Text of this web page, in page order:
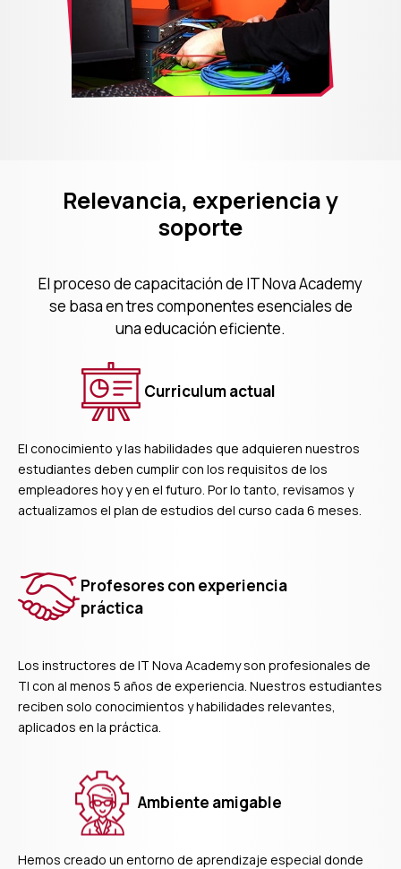
2020
Relevancia, experiencia y
soporte
El proceso de capacitación de IT Nova Academy
se basa en tres componentes esenciales de
una educación eficiente.
Curriculum actual
El conocimiento y las habilidades que adquieren nuestros
estudiantes deben cumplir con los requisitos de los
empleadores hoy y en el futuro. Por lo tanto, revisamos y
actualizamos el plan de estudios del curso cada 6 meses.
Profesores con experiencia
práctica
Los instructores de IT Nova Academy son profesionales de
TI con al menos 5 años de experiencia. Nuestros estudiantes
reciben solo conocimientos y habilidades relevantes,
aplicados en la práctica.
Ambiente amigable
Hemos creado un entorno de aprendizaje especial donde